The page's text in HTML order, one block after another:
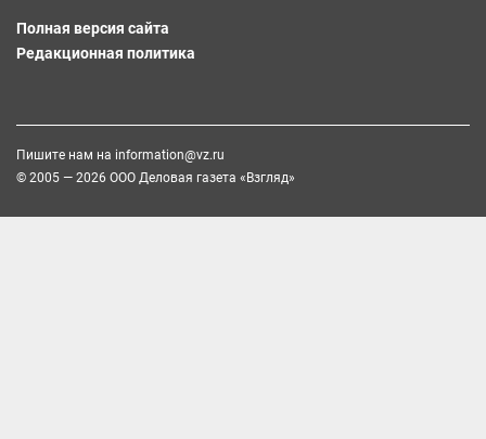
Полная версия сайта
Редакционная политика
Пишите нам на information@vz.ru
© 2005 — 2026 ООО Деловая газета «Взгляд»